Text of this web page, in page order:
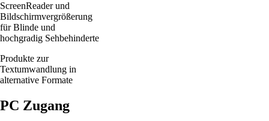
ScreenReader und
Bildschirmvergrößerung
für Blinde und
hochgradig Sehbehinderte
Produkte zur
Textumwandlung in
alternative Formate
PC Zugang